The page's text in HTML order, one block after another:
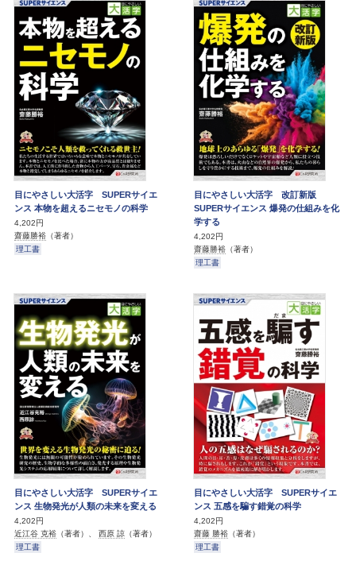
目にやさしい大活字 SUPERサイエ
ンス 本物を超えるニセモノの科学
4,202円
齋藤勝裕 （著者）
理工書
目にやさしい大活字 改訂新版
SUPERサイエンス 爆発の仕組みを化
学する
4,202円
齋藤勝裕 （著者）
理工書
目にやさしい大活字 SUPERサイエ
ンス 生物発光が人類の未来を変える
4,202円
近江谷 克裕 （著者）、 西原 諒 （著者）
理工書
目にやさしい大活字 SUPERサイエ
ンス 五感を騙す錯覚の科学
4,202円
齋藤 勝裕 （著者）
理工書